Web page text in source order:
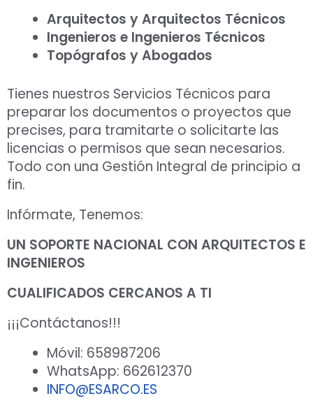
Arquitectos y Arquitectos Técnicos
Ingenieros e Ingenieros Técnicos
Topógrafos y Abogados
Tienes nuestros Servicios Técnicos para
preparar los documentos o proyectos que
precises, para tramitarte o solicitarte las
licencias o permisos que sean necesarios.
Todo con una Gestión Integral de principio a
fin.
Infórmate, Tenemos:
UN SOPORTE NACIONAL CON ARQUITECTOS E
INGENIEROS
CUALIFICADOS CERCANOS A TI
¡¡¡Contáctanos!!!
Móvil: 658987206
WhatsApp: 662612370
INFO@ESARCO.ES